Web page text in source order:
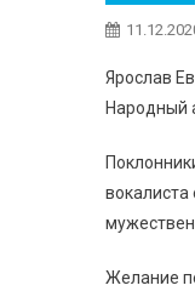
Ярослав
Народный
Желание